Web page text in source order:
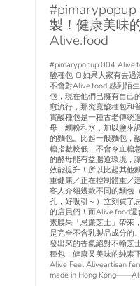
#pimarypopup
製！健康美味
Alive.food
#pimarypopup 004
酸種包 🍞如果大家有去
不會對Alive.food 感到陌
包，現在他們已擁有自己
愈流行，那究竟酸種包和
實酸種包是一種古老傳統
母、麵粉和水，加以鹽來
的麵包。比起一般麵包，
糖指數較低，不會令血糖
的酵母能有益腸道環境，
效能提升！所以比起其他
重健康／正在控制體重／
客人介紹幾款不同的麵包
孔，好吸引～）立刻買了
的店員們！而Alive.food
素腰果「忌廉芝士」帶來
是完全不含乳製品成分的
發出來的香氣絕對不輸芝
種包，健康又美味的純素
Alive Feel Aliveartisan
made in Hong